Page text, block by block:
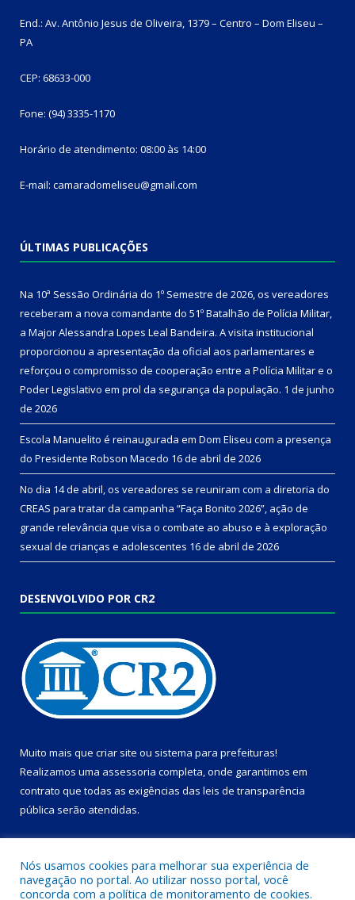
End.: Av. Antônio Jesus de Oliveira, 1379 – Centro – Dom Eliseu –
PA
CEP: 68633-000
Fone: (94) 3335-1170
Horário de atendimento: 08:00 às 14:00
E-mail: camaradomeliseu@gmail.com
ÚLTIMAS PUBLICAÇÕES
Na 10ª Sessão Ordinária do 1º Semestre de 2026, os vereadores
receberam a nova comandante do 51º Batalhão de Polícia Militar,
a Major Alessandra Lopes Leal Bandeira. A visita institucional
proporcionou a apresentação da oficial aos parlamentares e
reforçou o compromisso de cooperação entre a Polícia Militar e o
Poder Legislativo em prol da segurança da população. 1 de junho
de 2026
Escola Manuelito é reinaugurada em Dom Eliseu com a presença
do Presidente Robson Macedo 16 de abril de 2026
No dia 14 de abril, os vereadores se reuniram com a diretoria do
CREAS para tratar da campanha “Faça Bonito 2026”, ação de
grande relevância que visa o combate ao abuso e à exploração
sexual de crianças e adolescentes 16 de abril de 2026
DESENVOLVIDO POR CR2
Muito mais que criar site ou sistema para prefeituras!
Realizamos uma assessoria completa, onde garantimos em
contrato que todas as exigências das leis de transparência
pública serão atendidas.
Nós usamos cookies para melhorar sua experiência de
navegação no portal. Ao utilizar nosso portal, você
concorda com a política de monitoramento de cookies.